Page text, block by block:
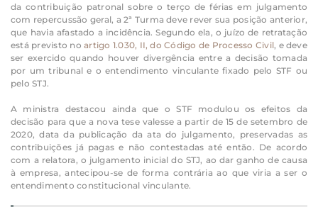
da contribuição patronal sobre o terço de férias em julgamento
com repercussão geral, a 2ª Turma deve rever sua posição anterior,
que havia afastado a incidência. Segundo ela, o juízo de retratação
está previsto noartigo 1.030, II, do Código de Processo Civil, e deve
ser exercido quando houver divergência entre a decisão tomada
por um tribunal e o entendimento vinculante fixado pelo STF ou
pelo STJ.
A ministra destacou ainda que o STF modulou os efeitos da
decisão para que a nova tese valesse a partir de 15 de setembro de
2020, data da publicação da ata do julgamento, preservadas as
contribuições já pagas e não contestadas até então. De acordo
com a relatora, o julgamento inicial do STJ, ao dar ganho de causa
à empresa, antecipou-se de forma contrária ao que viria a ser o
entendimento constitucional vinculante.